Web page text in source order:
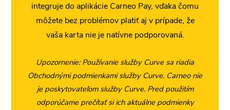
integruje do aplikácie Carneo Pay, vďaka čomu
môžete bez problémov platiť aj v prípade, že
vaša karta nie je natívne podporovaná.
Upozornenie: Používanie služby Curve sa riadia
Obchodnými podmienkami služby Curve. Carneo nie
je poskytovateľom služby Curve. Pred použitím
odporúčame prečítať si ich aktuálne podmienky